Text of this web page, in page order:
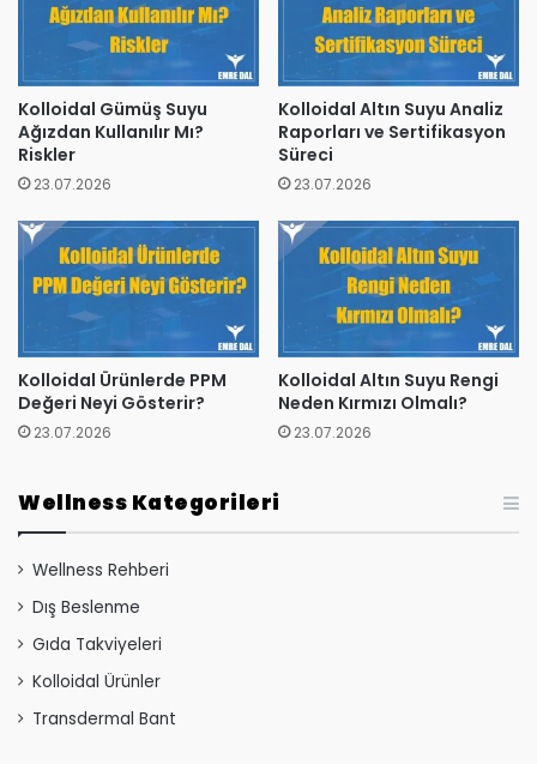
Kolloidal Gümüş Suyu
Ağızdan Kullanılır Mı?
Riskler
23.07.2026
Kolloidal Altın Suyu Analiz
Raporları ve Sertifikasyon
Süreci
23.07.2026
Kolloidal Ürünlerde PPM
Değeri Neyi Gösterir?
23.07.2026
Kolloidal Altın Suyu Rengi
Neden Kırmızı Olmalı?
23.07.2026
Wellness Kategorileri
Wellness Rehberi
Dış Beslenme
Gıda Takviyeleri
Kolloidal Ürünler
Transdermal Bant